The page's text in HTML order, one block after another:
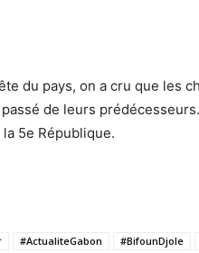
du pays, on a cru que les
de leurs
5e République.
#ActualiteGabon #BifounDjole